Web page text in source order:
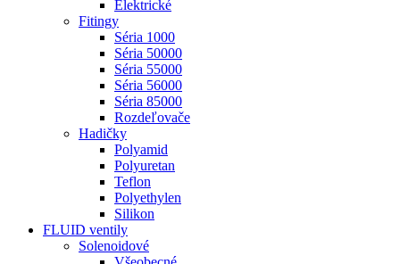
Elektrické
Fitingy
Séria 1000
Séria 50000
Séria 55000
Séria 56000
Séria 85000
Rozdeľovače
Hadičky
Polyamid
Polyuretan
Teflon
Polyethylen
Silikon
FLUID ventily
Solenoidové